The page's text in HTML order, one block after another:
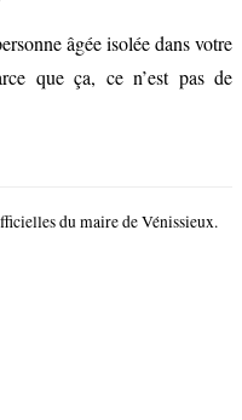
âgée isolée dans votre
que ça, ce n’est pas de
du maire de Vénissieux.